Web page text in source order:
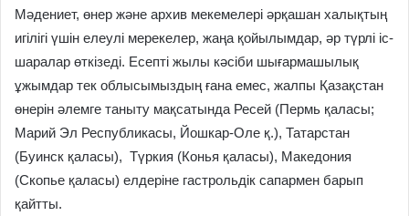
Мәдениет, өнер және архив мекемелері әрқашан халықтың
игілігі үшін елеулі мерекелер, жаңа қойылымдар, әр түрлі іс-
шаралар өткізеді. Есепті жылы кәсіби шығармашылық
ұжымдар тек облысымыздың ғана емес, жалпы Қазақстан
өнерін әлемге таныту мақсатында Ресей (Пермь қаласы;
Марий Эл Республикасы, Йошкар-Оле қ.), Татарстан
(Буинск қаласы), Түркия (Конья қаласы), Македония
(Скопье қаласы) елдеріне гастрольдік сапармен барып
қайтты.